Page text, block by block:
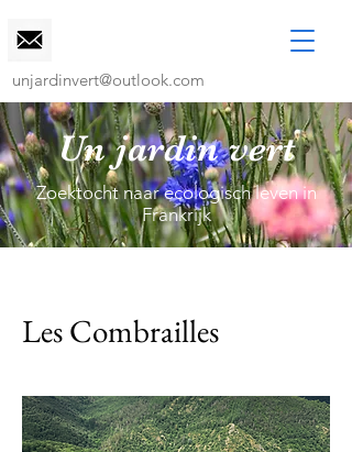
unjardinvert@outlook.com
Un jardin vert
Zoektocht naar ecologisch leven in
Frankrijk
Les Combrailles